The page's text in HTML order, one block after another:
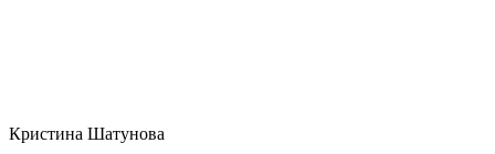
Кристина Шатунова